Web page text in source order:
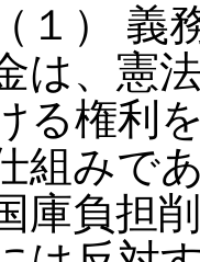
（１） 義
は、憲
る権利
組みで
庫負担